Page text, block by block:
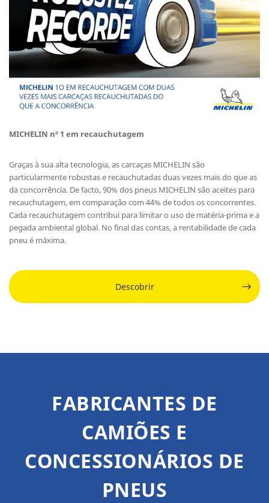
MICHELIN nº 1 em recauchutagem
Graças à sua alta tecnologia, as carcaças MICHELIN são
particularmente robustas e recauchutadas duas vezes mais do que as
da concorrência. De facto, 90% dos pneus MICHELIN são aceites para
recauchutagem, em comparação com 44% de todos os concorrentes.
Cada recauchutagem contribui para limitar o uso de matéria-prima e a
pegada ambiental global. No final das contas, a rentabilidade de cada
pneu é máxima.
Descobrir
FABRICANTES DE
CAMIÕES E
CONCESSIONÁRIOS DE
PNEUS